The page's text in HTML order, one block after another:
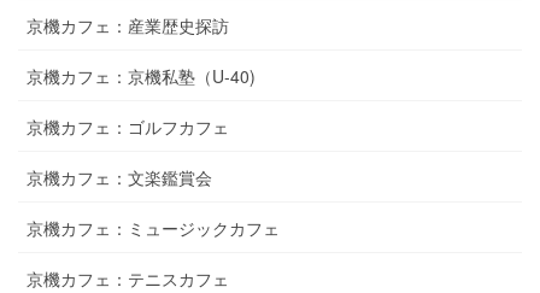
京機カフェ：産業歴史探訪
京機カフェ：京機私塾（U-40)
京機カフェ：ゴルフカフェ
京機カフェ：文楽鑑賞会
京機カフェ：ミュージックカフェ
京機カフェ：テニスカフェ